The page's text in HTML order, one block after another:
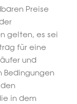
Preise
gelten, es sei
für eine
und
Bedingungen
in dem